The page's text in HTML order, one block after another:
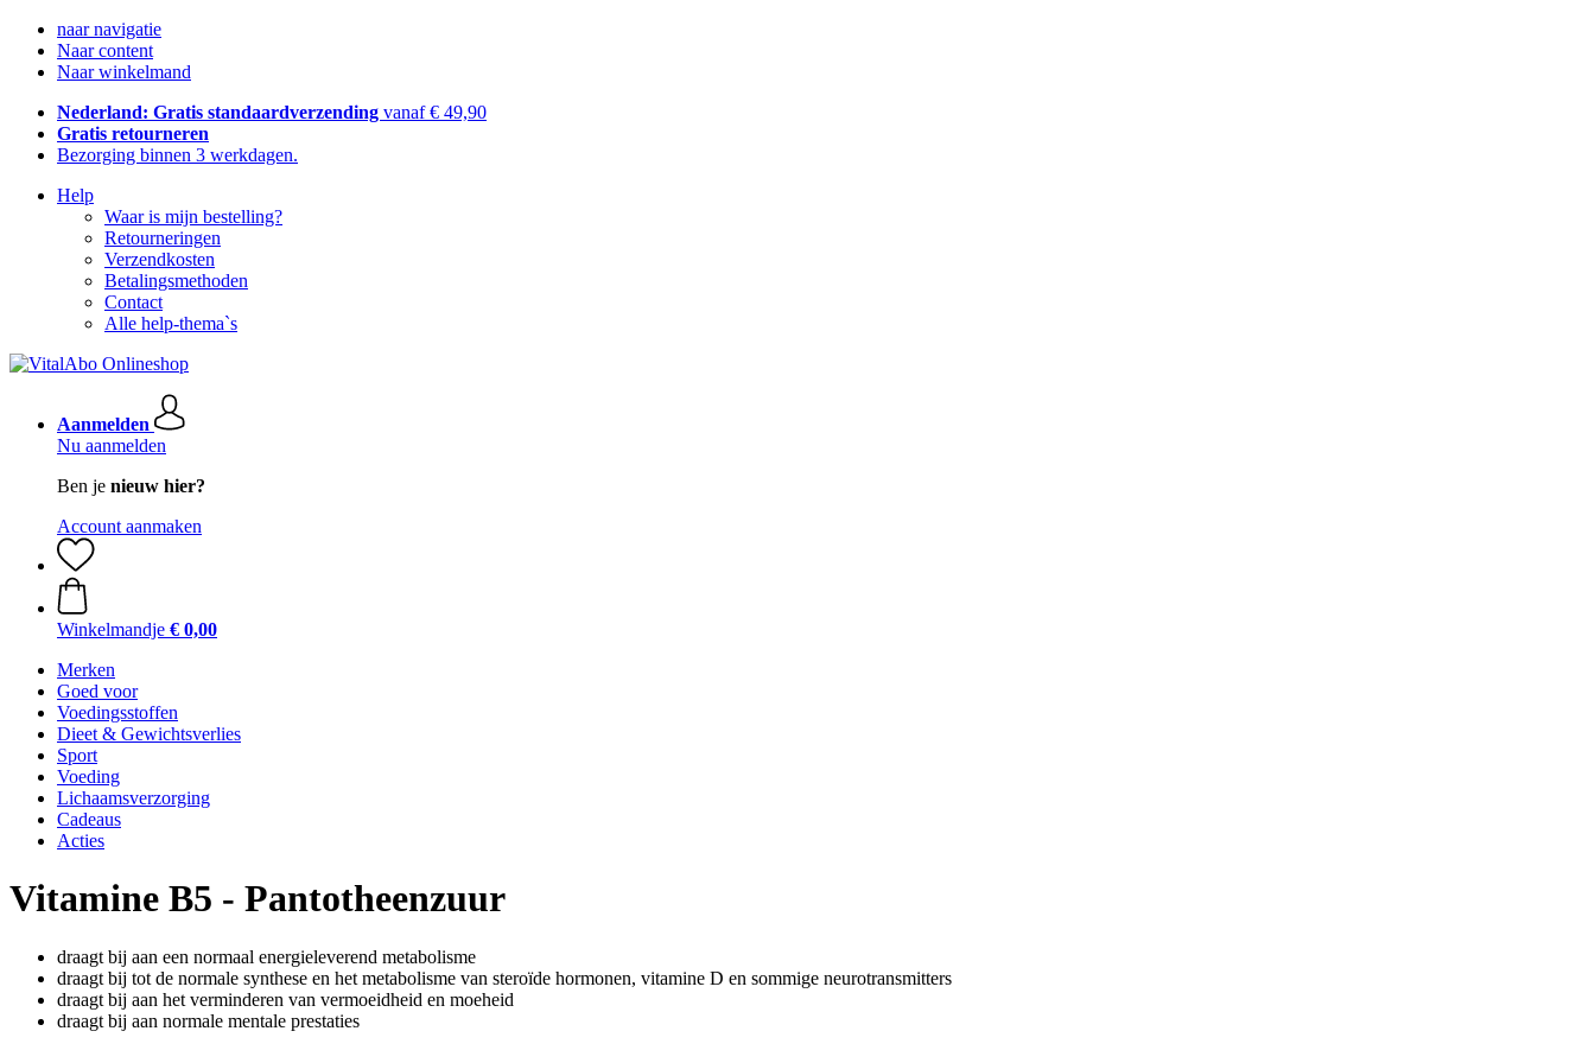
naar navigatie
Naar content
Naar winkelmand
Nederland: Gratis standaardverzending vanaf € 49,90
Gratis retourneren
Bezorging binnen 3 werkdagen.
Help
Waar is mijn bestelling?
Retourneringen
Verzendkosten
Betalingsmethoden
Contact
Alle help-thema`s
Aanmelden
Nu aanmelden
Ben je nieuw hier?
Account aanmaken
Winkelmandje € 0,00
Merken
Goed voor
Voedingsstoffen
Dieet & Gewichtsverlies
Sport
Voeding
Lichaamsverzorging
Cadeaus
Acties
Vitamine B5 - Pantotheenzuur
draagt bij aan een normaal energieleverend metabolisme
draagt bij tot de normale synthese en het metabolisme van steroïde hormonen, vitamine D en sommige neurotransmitters
draagt bij aan het verminderen van vermoeidheid en moeheid
draagt bij aan normale mentale prestaties